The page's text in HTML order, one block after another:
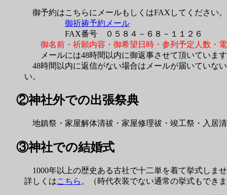
御予約はこちらにメールもしくはFAXしてください。
御祈祷予約メール
FAX番号 ０５８４－６８－１１２６
御名前・祈願内容・御希望日時・参列予定人数・
メールには48時間以内に御返事させて頂いていま
48時間以内に返信がない場合はメールが届いていな
い。
②神社外での出張祭典
地鎮祭・家屋解体清祓・家屋修理祓・竣工祭・入居
③神社での結婚式
1000年以上の歴史ある古社で十二単を着て挙式しま
詳しくはこちら 。（時代衣装でない通常の挙式もでき